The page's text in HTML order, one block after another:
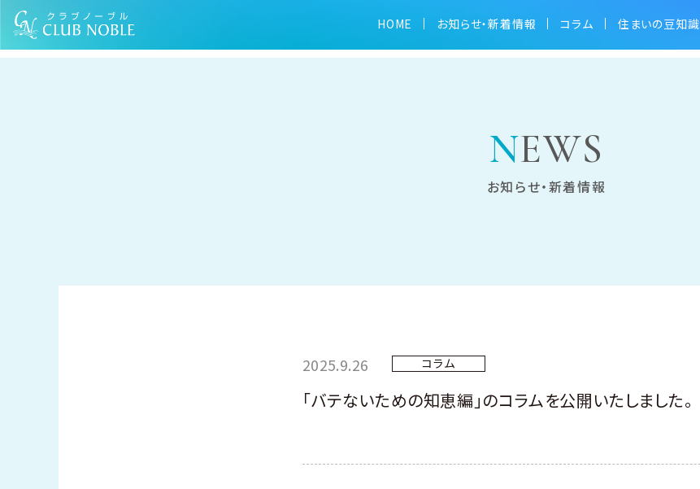
HOME お知らせ・新着情報 コラム 住まいの豆知識
NEWS
お知らせ・新着情報
TOP お知らせ 「バテないための知恵編」のコラムを公開いたしました。
2025.9.26 コラム
「バテないための知恵編」のコラムを公開いたしました。